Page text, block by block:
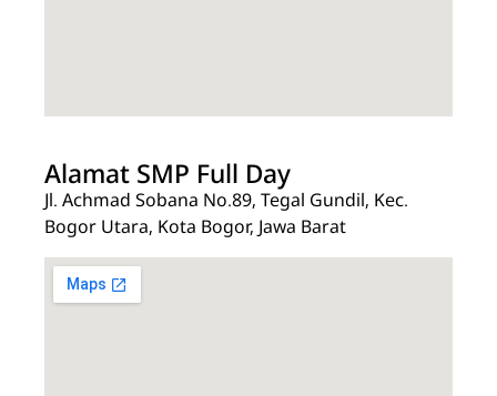
Alamat SMP Full Day
Jl. Achmad Sobana No.89, Tegal Gundil, Kec.
Bogor Utara, Kota Bogor, Jawa Barat